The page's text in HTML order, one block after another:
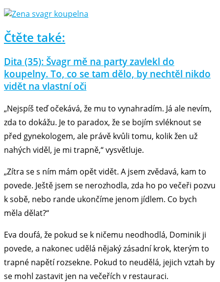
Čtěte také:
Dita (35): Švagr mě na party zavlekl do
koupelny. To, co se tam dělo, by nechtěl nikdo
vidět na vlastní oči
„Nejspíš teď očekává, že mu to vynahradím. Já ale nevím,
zda to dokážu. Je to paradox, že se bojím svléknout se
před gynekologem, ale právě kvůli tomu, kolik žen už
nahých viděl, je mi trapně,“ vysvětluje.
„Zítra se s ním mám opět vidět. A jsem zvědavá, kam to
povede. Ještě jsem se nerozhodla, zda ho po večeři pozvu
k sobě, nebo rande ukončíme jenom jídlem. Co bych
měla dělat?“
Eva doufá, že pokud se k ničemu neodhodlá, Dominik ji
povede, a nakonec udělá nějaký zásadní krok, kterým to
trapné napětí rozsekne. Pokud to neudělá, jejich vztah by
se mohl zastavit jen na večeřích v restauraci.